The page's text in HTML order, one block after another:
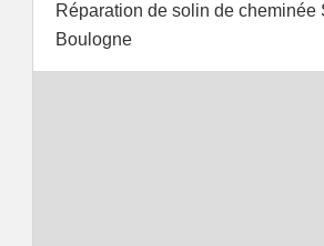
Réparation de solin de cheminée
Boulogne